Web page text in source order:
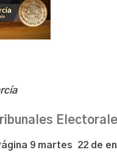
9 martes 22 de